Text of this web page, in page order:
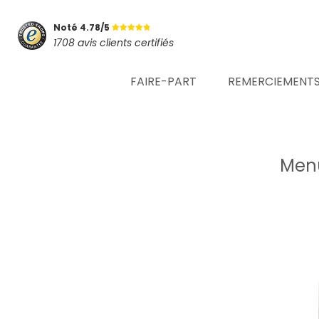
Noté 4.78/5
1708 avis clients certifiés
FAIRE-PART REMERCIEMENTS